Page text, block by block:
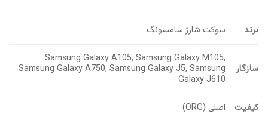
برند سوکت شارژ سامسونگ
سازگار
Samsung Galaxy A105, Samsung Galaxy M105,
Samsung Galaxy A750, Samsung Galaxy J5, Samsung
Galaxy J610
کیفیت اصلی (ORG)